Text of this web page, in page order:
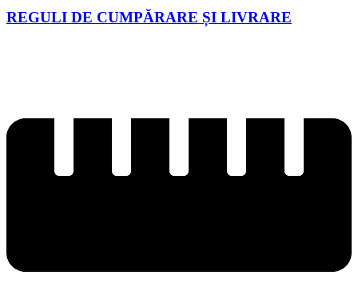
REGULI DE CUMPĂRARE ȘI LIVRARE